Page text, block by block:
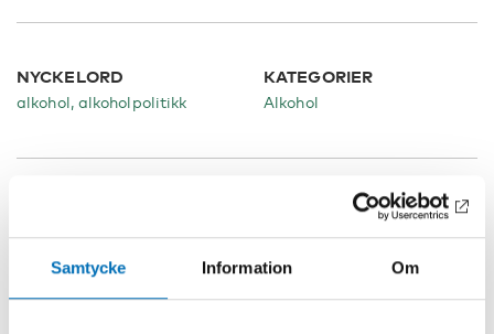
Samtycke Information Om
NYCKELORD
alkohol, alkoholpolitikk
KATEGORIER
Alkohol
Relaterat innehåll